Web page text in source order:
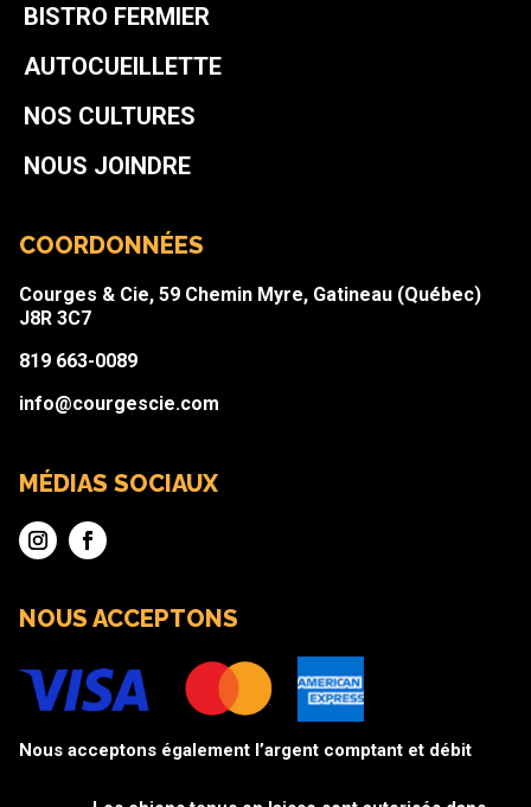
BISTRO FERMIER
AUTOCUEILLETTE
NOS CULTURES
NOUS JOINDRE
COORDONNÉES
Courges & Cie, 59 Chemin Myre, Gatineau (Québec)
J8R 3C7
819 663-0089
info@courgescie.com
MÉDIAS SOCIAUX
NOUS ACCEPTONS
Nous acceptons également l’argent comptant et débit